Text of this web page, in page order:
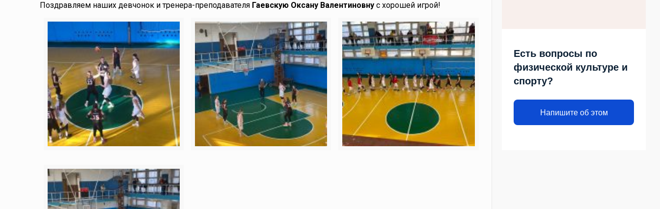
Поздравляем наших девчонок и тренера-преподавателя Гаевскую Оксану Валентиновну с хорошей игрой!
Есть вопросы по
физической культуре и
спорту?
Напишите об этом